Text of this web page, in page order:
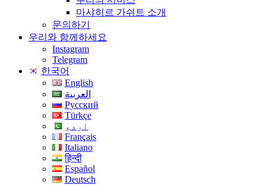
마샤히르 가쉬트 소개
문의하기
우리와 함께하세요
Instagram
Telegram
한국어
English
العربية
Русский
Türkçe
اردو
Français
Italiano
हिन्दी
Español
Deutsch